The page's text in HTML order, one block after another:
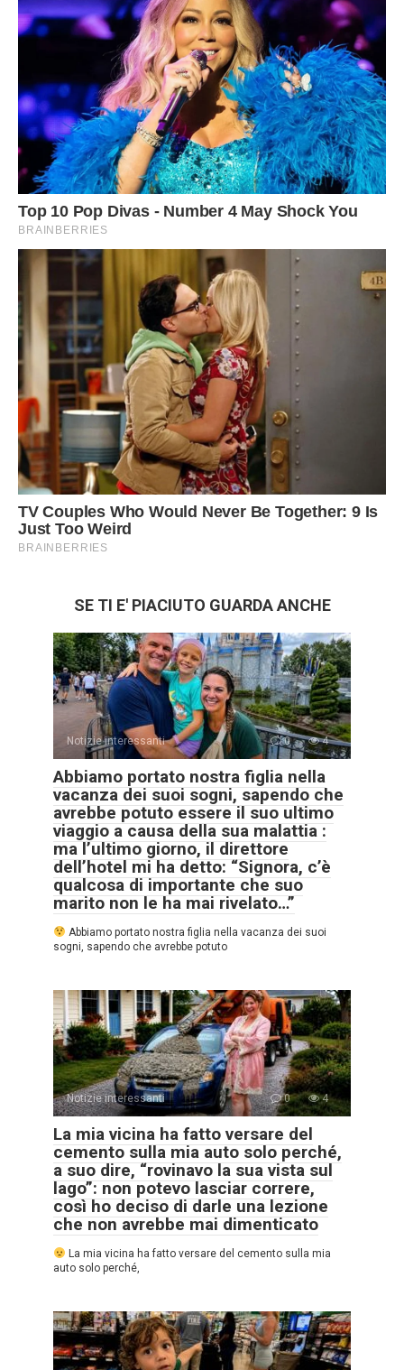
SE TI E' PIACIUTO GUARDA ANCHE
Notizie interessanti 0 4
Abbiamo portato nostra figlia nella
vacanza dei suoi sogni, sapendo che
avrebbe potuto essere il suo ultimo
viaggio a causa della sua malattia :
ma l’ultimo giorno, il direttore
dell’hotel mi ha detto: “Signora, c’è
qualcosa di importante che suo
marito non le ha mai rivelato…”
Abbiamo portato nostra figlia nella vacanza dei suoi
sogni, sapendo che avrebbe potuto
Notizie interessanti 0 4
La mia vicina ha fatto versare del
cemento sulla mia auto solo perché,
a suo dire, “rovinavo la sua vista sul
lago”: non potevo lasciar correre,
così ho deciso di darle una lezione
che non avrebbe mai dimenticato
La mia vicina ha fatto versare del cemento sulla mia
auto solo perché,